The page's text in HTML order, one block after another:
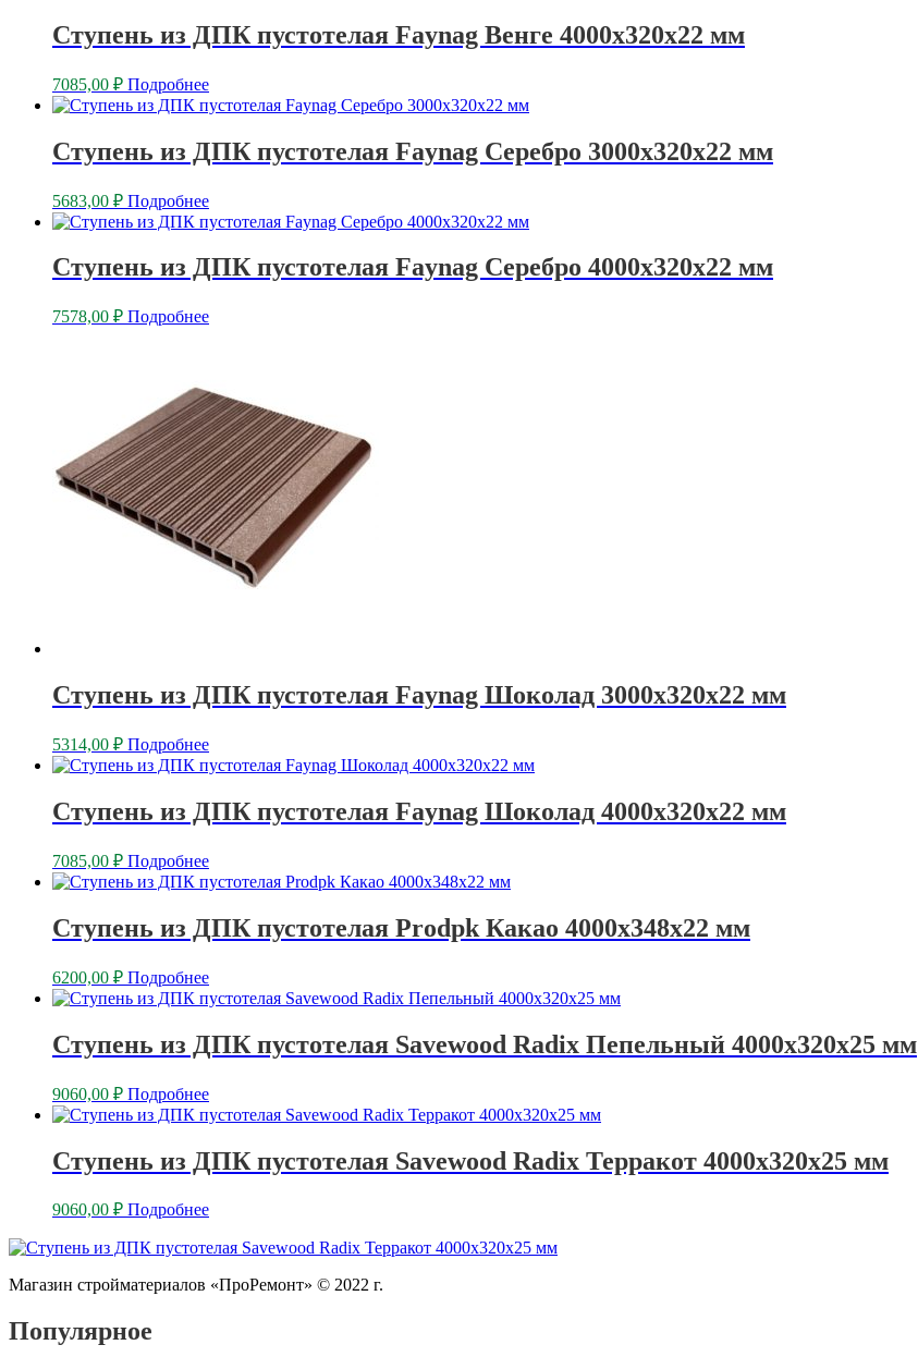
Ступень из ДПК пустотелая Faynag Венге 4000х320х22 мм
7085,00 ₽ Подробнее
Ступень из ДПК пустотелая Faynag Серебро 3000х320х22 мм
5683,00 ₽ Подробнее
Ступень из ДПК пустотелая Faynag Серебро 4000х320х22 мм
7578,00 ₽ Подробнее
Ступень из ДПК пустотелая Faynag Шоколад 3000х320х22 мм
5314,00 ₽ Подробнее
Ступень из ДПК пустотелая Faynag Шоколад 4000х320х22 мм
7085,00 ₽ Подробнее
Ступень из ДПК пустотелая Prodpk Какао 4000х348х22 мм
6200,00 ₽ Подробнее
Ступень из ДПК пустотелая Savewood Radix Пепельный 4000х320х25 мм
9060,00 ₽ Подробнее
Ступень из ДПК пустотелая Savewood Radix Терракот 4000х320х25 мм
9060,00 ₽ Подробнее
Магазин стройматериалов «ПроРемонт» © 2022 г.
Популярное